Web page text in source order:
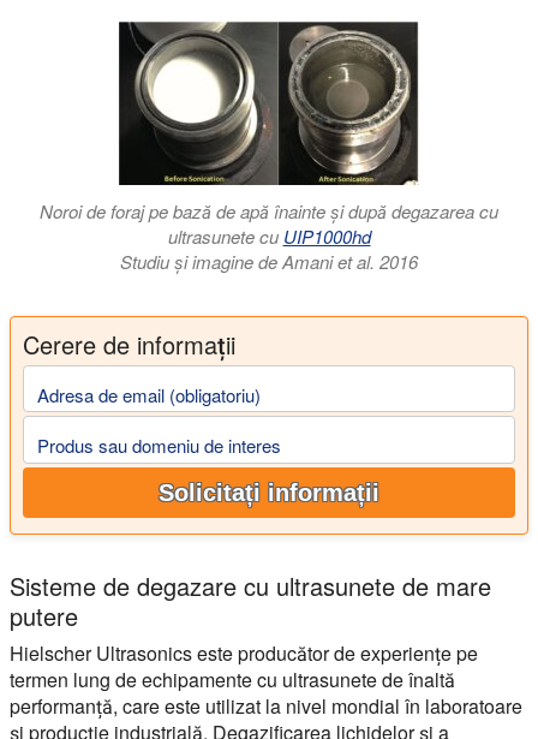
Noroi de foraj pe bază de apă înainte și după degazarea cu
ultrasunete cu UIP1000hd
Studiu și imagine de Amani et al. 2016
Cerere de informații
Adresa de email (obligatoriu)
Produs sau domeniu de interes
Solicitați informații
Sisteme de degazare cu ultrasunete de mare
putere
Hielscher Ultrasonics este producător de experiențe pe
termen lung de echipamente cu ultrasunete de înaltă
performanță, care este utilizat la nivel mondial în laboratoare
și producție industrială. Degazificarea lichidelor și a